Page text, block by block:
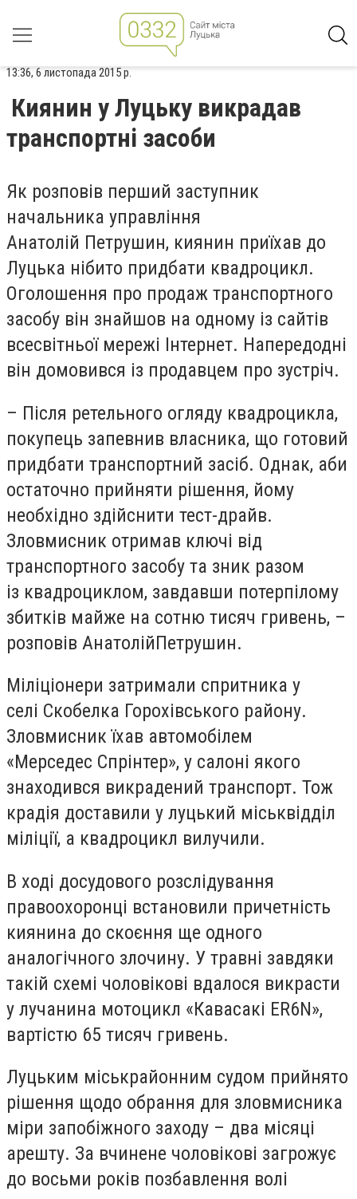
13:36, 6 листопада 2015 р.
Киянин у Луцьку викрадав
транспортні засоби
Як розповів перший заступник
начальника управління
Анатолій Петрушин, киянин приїхав до
Луцька нібито придбати квадроцикл.
Оголошення про продаж транспортного
засобу він знайшов на одному із сайтів
всесвітньої мережі Інтернет. Напередодні
він домовився із продавцем про зустріч.
– Після ретельного огляду квадроцикла,
покупець запевнив власника, що готовий
придбати транспортний засіб. Однак, аби
остаточно прийняти рішення, йому
необхідно здійснити тест-драйв.
Зловмисник отримав ключі від
транспортного засобу та зник разом
із квадроциклом, завдавши потерпілому
збитків майже на сотню тисяч гривень, –
розповів АнатолійПетрушин.
Міліціонери затримали спритника у
селі Скобелка Горохівського району.
Зловмисник їхав автомобілем
«Мерседес Спрінтер», у салоні якого
знаходився викрадений транспорт. Тож
крадія доставили у луцький міськвідділ
міліції, а квадроцикл вилучили.
В ході досудового розслідування
правоохоронці встановили причетність
киянина до скоєння ще одного
аналогічного злочину. У травні завдяки
такій схемі чоловікові вдалося викрасти
у лучанина мотоцикл «Кавасакі ER6N»,
вартістю 65 тисяч гривень.
Луцьким міськрайонним судом прийнято
рішення щодо обрання для зловмисника
міри запобіжного заходу – два місяці
арешту. За вчинене чоловікові загрожує
до восьми років позбавлення волі